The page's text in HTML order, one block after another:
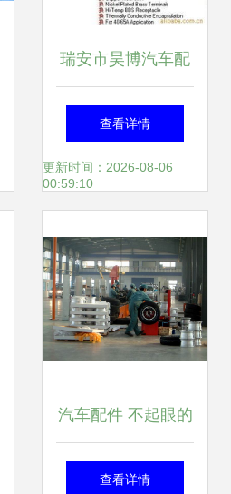
瑞安市昊博汽车配
件厂
查看详情
更新时间：2026-08-06
00:59:10
汽车配件 不起眼的
小零件，却承载着
查看详情